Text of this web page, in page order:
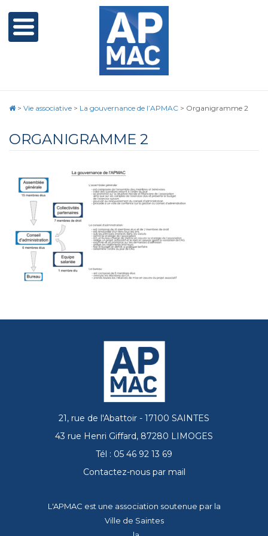
> Vie associative > La gouvernance de l’APMAC > Organigramme 2
ORGANIGRAMME 2
21, rue de l'Abattoir - 17100 SAINTES
43 rue Henri Giffard, 87280 LIMOGES
Tél : 05 46 92 13 69
Contactez-nous par mail
L'APMAC est une association soutenue par la
Ville de Saintes